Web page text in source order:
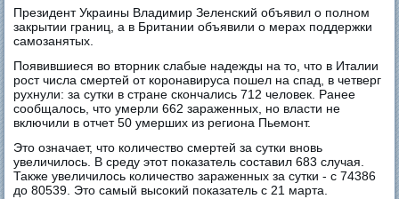
Президент Украины Владимир Зеленский объявил о полном
закрытии границ, а в Британии объявили о мерах поддержки
самозанятых.
Появившиеся во вторник слабые надежды на то, что в Италии
рост числа смертей от коронавируса пошел на спад, в четверг
рухнули: за сутки в стране скончались 712 человек. Ранее
сообщалось, что умерли 662 зараженных, но власти не
включили в отчет 50 умерших из региона Пьемонт.
Это означает, что количество смертей за сутки вновь
увеличилось. В среду этот показатель составил 683 случая.
Также увеличилось количество зараженных за сутки - с 74386
до 80539. Это самый высокий показатель с 21 марта.